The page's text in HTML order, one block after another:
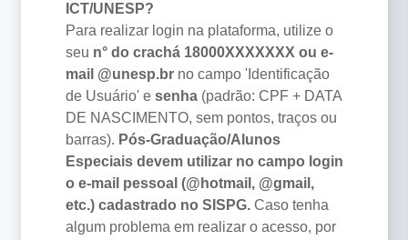
ICT/UNESP?
Para realizar login na plataforma, utilize o
seu n° do crachá 18000XXXXXXX ou e-
mail @unesp.brno campo 'Identificação
de Usuário' e senha(padrão: CPF + DATA
DE NASCIMENTO, sem pontos, traços ou
barras). Pós-Graduação/Alunos
Especiais devem utilizar no campo login
o e-mail pessoal (@hotmail, @gmail,
etc.) cadastrado no SISPG.Caso tenha
algum problema em realizar o acesso, por